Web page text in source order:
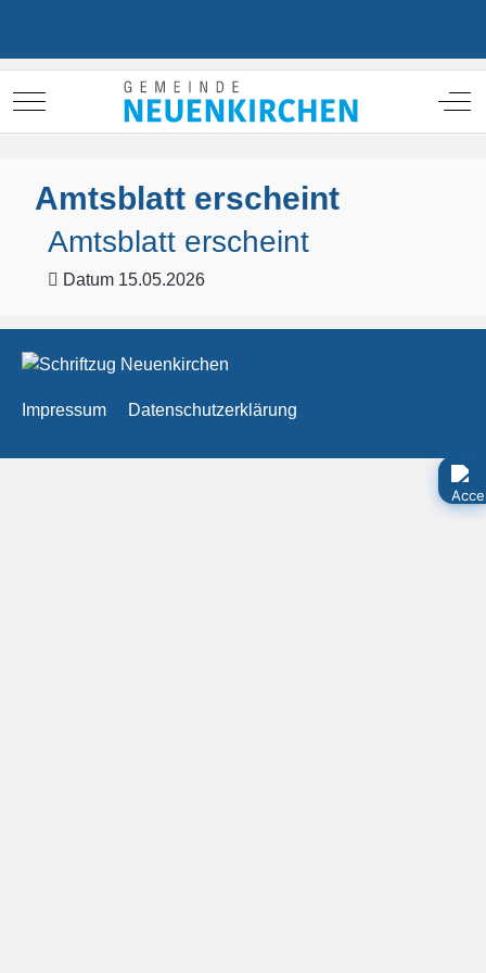
Mobile Menu Toggle Off-
Amtsblatt erscheint
Amtsblatt erscheint
Datum 15.05.2026
Impressum Datenschutzerklärung